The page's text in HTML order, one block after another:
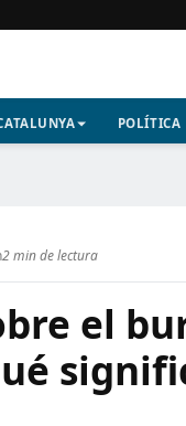
POLÍTICA
2 min de lectura
el